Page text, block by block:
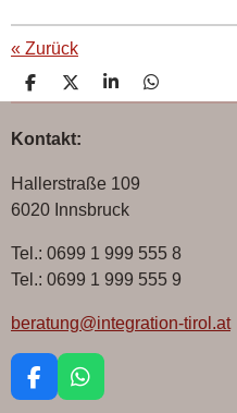
« Zurück
T
e
l
n
T
e
l
n
T
e
n
T
e
Kontakt:
Hallerstraße 109
6020 Innsbruck
Tel.: 0699 1 999 555 8
Tel.: 0699 1 999 555 9
beratung@integration-tirol.at
F
a
W
h